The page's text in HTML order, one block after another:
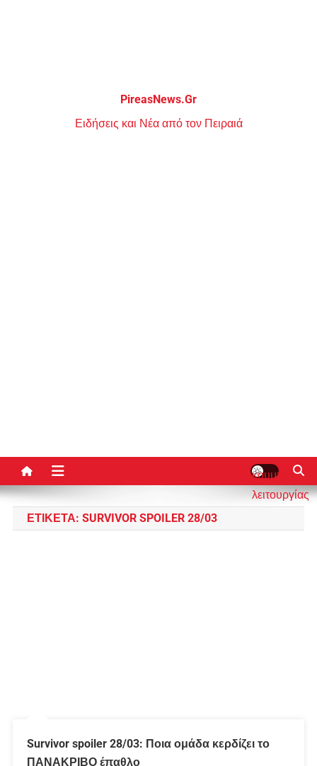
PireasNews.Gr
Ειδήσεις και Νέα από τον Πειραιά
κουμπί
λειτουργίας
ΕΤΙΚΈΤΑ: SURVIVOR SPOILER 28/03
Survivor spoiler 28/03: Ποια ομάδα κερδίζει το
ΠΑΝΑΚΡΙΒΟ έπαθλο